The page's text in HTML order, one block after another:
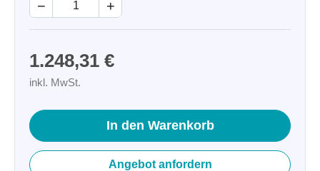
− +
1.248,31 €
inkl. MwSt.
In den Warenkorb
Angebot anfordern